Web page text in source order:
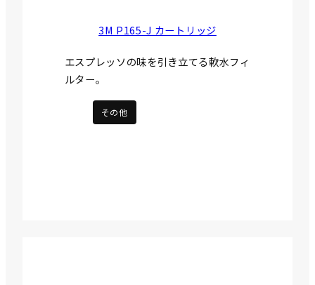
3M P165-J カートリッジ
エスプレッソの味を引き立てる軟水フィ
ルター。
その他